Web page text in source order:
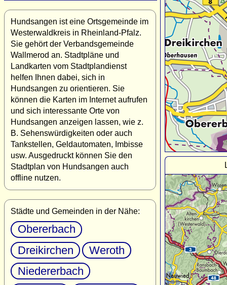
Hundsangen ist eine Ortsgemeinde im
Westerwaldkreis in Rheinland-Pfalz.
Sie gehört der Verbandsgemeinde
Wallmerod an. Stadtpläne und
Landkarten vom Stadtplandienst
helfen Ihnen dabei, sich in
Hundsangen zu orientieren. Sie
können die Karten im Internet aufrufen
und sich interessante Orte von
Hundsangen anzeigen lassen, wie z.
B. Sehenswürdigkeiten oder auch
Tankstellen, Geldautomaten, Imbisse
usw. Ausgedruckt können Sie den
Stadtplan von Hundsangen auch
offline nutzen.
Städte und Gemeinden in der Nähe:
Obererbach
Dreikirchen
Weroth
Niedererbach